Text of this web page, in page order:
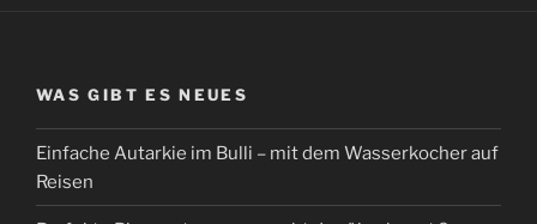
WAS GIBT ES NEUES
Einfache Autarkie im Bulli – mit dem Wasserkocher auf
Reisen